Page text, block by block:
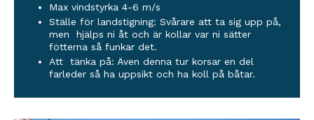
Max vindstyrka 4-6 m/s
Ställe för landstigning: Svårare att ta sig upp på,
men hjälps ni åt och är kollar var ni sätter
fötterna så funkar det.
Att tänka på: Även denna tur korsar en del
farleder så ha uppsikt och ha koll på båtar.